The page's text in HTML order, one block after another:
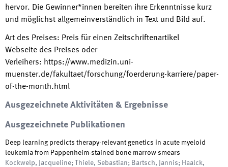
hervor. Die Gewinner*innen bereiten ihre Erkenntnisse kurz
und möglichst allgemeinverständlich in Text und Bild auf.
Art des Preises: Preis für einen Zeitschriftenartikel
Webseite des Preises oder
Verleihers: https://www.medizin.uni-
muenster.de/fakultaet/forschung/foerderung-karriere/paper-
of-the-month.html
Ausgezeichnete Aktivitäten & Ergebnisse
Ausgezeichnete Publikationen
Deep learning predicts therapy-relevant genetics in acute myeloid
leukemia from Pappenheim-stained bone marrow smears
Kockwelp, Jacqueline; Thiele, Sebastian; Bartsch, Jannis; Haalck,